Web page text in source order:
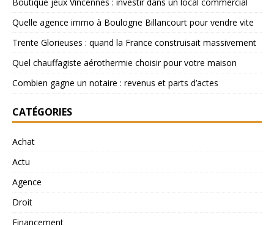
Quelle agence immo à Boulogne Billancourt pour vendre vite
Trente Glorieuses : quand la France construisait massivement
Quel chauffagiste aérothermie choisir pour votre maison
Combien gagne un notaire : revenus et parts d’actes
CATÉGORIES
Achat
Actu
Agence
Droit
Financement